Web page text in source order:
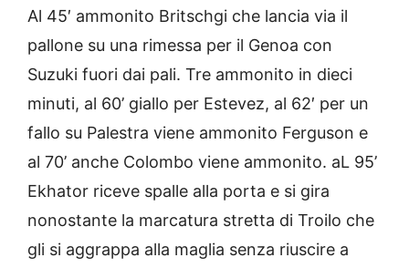
Al 45′ ammonito Britschgi che lancia via il
pallone su una rimessa per il Genoa con
Suzuki fuori dai pali. Tre ammonito in dieci
minuti, al 60’ giallo per Estevez, al 62′ per un
fallo su Palestra viene ammonito Ferguson e
al 70’ anche Colombo viene ammonito. aL 95’
Ekhator riceve spalle alla porta e si gira
nonostante la marcatura stretta di Troilo che
gli si aggrappa alla maglia senza riuscire a